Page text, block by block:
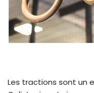
Les tractions sont un